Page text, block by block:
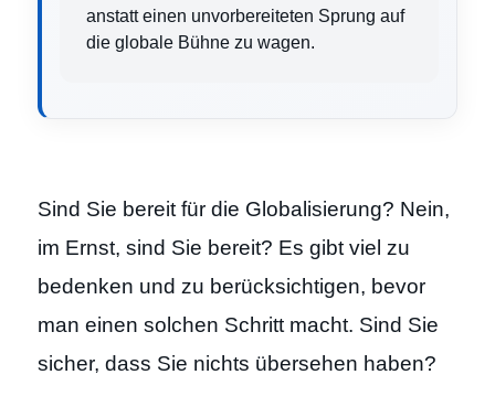
anstatt einen unvorbereiteten Sprung auf
die globale Bühne zu wagen.
Sind Sie bereit für die Globalisierung? Nein,
im Ernst, sind Sie bereit? Es gibt viel zu
bedenken und zu berücksichtigen, bevor
man einen solchen Schritt macht. Sind Sie
sicher, dass Sie nichts übersehen haben?